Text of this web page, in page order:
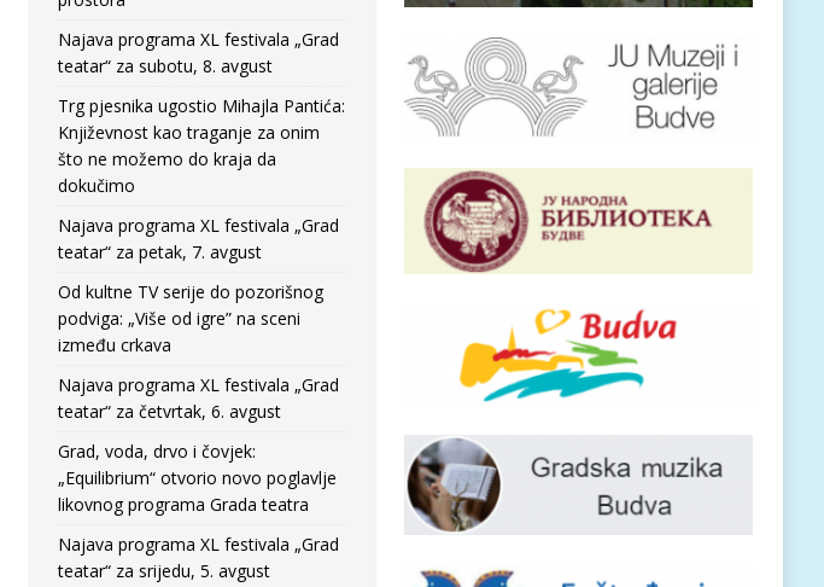
Najava programa XL festivala „Grad
teatar“ za subotu, 8. avgust
Trg pjesnika ugostio Mihajla Pantića:
Književnost kao traganje za onim
što ne možemo do kraja da
dokučimo
Najava programa XL festivala „Grad
teatar“ za petak, 7. avgust
Od kultne TV serije do pozorišnog
podviga: „Više od igre” na sceni
između crkava
Najava programa XL festivala „Grad
teatar“ za četvrtak, 6. avgust
Grad, voda, drvo i čovjek:
„Equilibrium“ otvorio novo poglavlje
likovnog programa Grada teatra
Najava programa XL festivala „Grad
teatar“ za srijedu, 5. avgust